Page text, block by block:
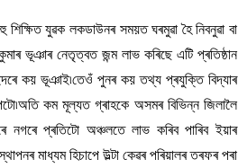
যুৱক লকডাউনৰ সময়ত ঘৰমুৱা হৈ নিবনুৱা বা
ভূঞাৰ নেতৃত্বত জন্ম লাভ কৰিছে এটি প্ৰতিষ্ঠান
কয় ভূঞাই৷তেওঁ পুনৰ কয় তথ্য প্ৰযুক্তি বিদ্যাৰ
কম মূল্যত গ্ৰাহকে অসমৰ বিভিন্ন জিলালৈ
নগৰে প্ৰতিটো অঞ্চলতে লাভ কৰিব পাৰিব ইয়াৰ
মাধ্যম হিচাপে উল্টা কেৱৰ পৰিয়ালৰ তৰফৰ পৰা